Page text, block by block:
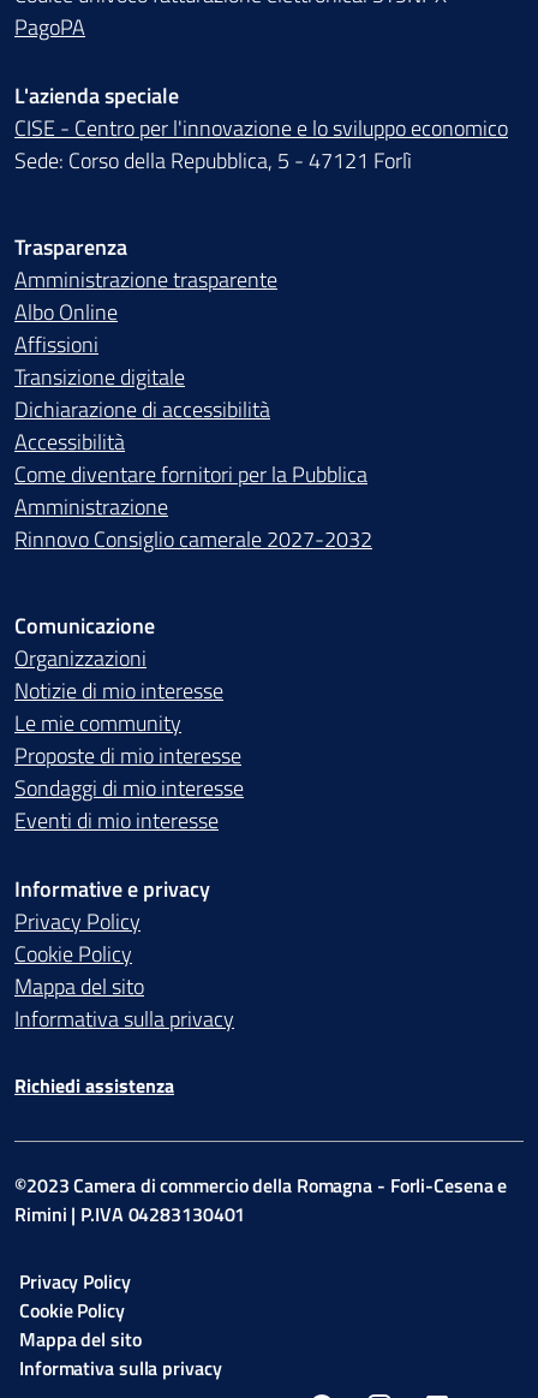
PagoPA
L'azienda speciale
CISE - Centro per l'innovazione e lo sviluppo economico
Sede: Corso della Repubblica, 5 - 47121 Forlì
Trasparenza
Amministrazione trasparente
Albo Online
Affissioni
Transizione digitale
Dichiarazione di accessibilità
Accessibilità
Come diventare fornitori per la Pubblica
Amministrazione
Rinnovo Consiglio camerale 2027-2032
Comunicazione
Organizzazioni
Notizie di mio interesse
Le mie community
Proposte di mio interesse
Sondaggi di mio interesse
Eventi di mio interesse
Informative e privacy
Privacy Policy
Cookie Policy
Mappa del sito
Informativa sulla privacy
Richiedi assistenza
©2023 Camera di commercio della Romagna - Forli-Cesena e
Rimini | P.IVA 04283130401
Privacy Policy
Cookie Policy
Mappa del sito
Informativa sulla privacy